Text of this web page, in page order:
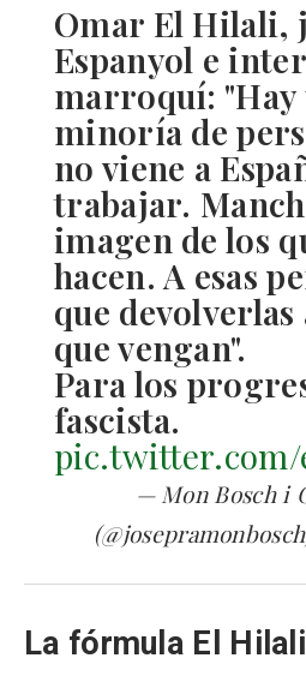
Omar El Hilali,
Espanyol e
marroquí: "Hay
minoría de
no viene a
trabajar.
imagen de los
hacen. A esas
que devolverlas
que vengan".
Para los
fascista.
pic.twitter.com/
— Mon Bosch i
La fórmula El Hilali